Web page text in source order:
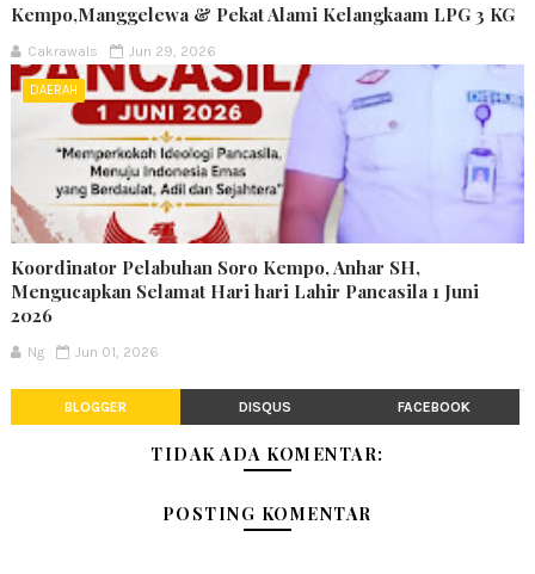
Kempo,Manggelewa & Pekat Alami Kelangkaam LPG 3 KG
Cakrawals Jun 29, 2026
DAERAH
Koordinator Pelabuhan Soro Kempo, Anhar SH,
Mengucapkan Selamat Hari hari Lahir Pancasila 1 Juni
2026
Ng Jun 01, 2026
BLOGGER DISQUS FACEBOOK
TIDAK ADA KOMENTAR:
POSTING KOMENTAR